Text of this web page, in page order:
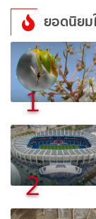
ยอดนิย
1
2